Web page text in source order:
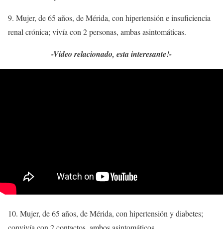
9. Mujer, de 65 años, de Mérida, con hipertensión e insuficiencia
renal crónica; vivía con 2 personas, ambas asintomáticas.
-Video relacionado, esta interesante!-
10. Mujer, de 65 años, de Mérida, con hipertensión y diabetes;